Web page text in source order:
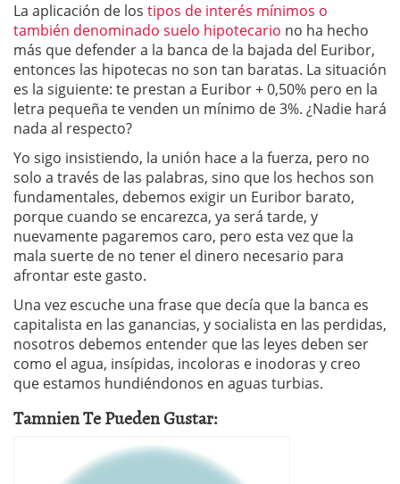
La aplicación de los tipos de interés mínimos o
también denominado suelo hipotecario no ha hecho
más que defender a la banca de la bajada del Euribor,
entonces las hipotecas no son tan baratas. La situación
es la siguiente: te prestan a Euribor + 0,50% pero en la
letra pequeña te venden un mínimo de 3%. ¿Nadie hará
nada al respecto?
Yo sigo insistiendo, la unión hace a la fuerza, pero no
solo a través de las palabras, sino que los hechos son
fundamentales, debemos exigir un Euribor barato,
porque cuando se encarezca, ya será tarde, y
nuevamente pagaremos caro, pero esta vez que la
mala suerte de no tener el dinero necesario para
afrontar este gasto.
Una vez escuche una frase que decía que la banca es
capitalista en las ganancias, y socialista en las perdidas,
nosotros debemos entender que las leyes deben ser
como el agua, insípidas, incoloras e inodoras y creo
que estamos hundiéndonos en aguas turbias.
Tamnien Te Pueden Gustar: